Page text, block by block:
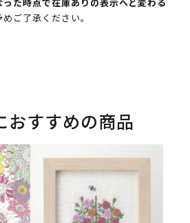
ご了承ください。
おすすめの商品